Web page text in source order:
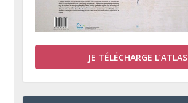
JE TÉLÉCHARGE L’ATLAS